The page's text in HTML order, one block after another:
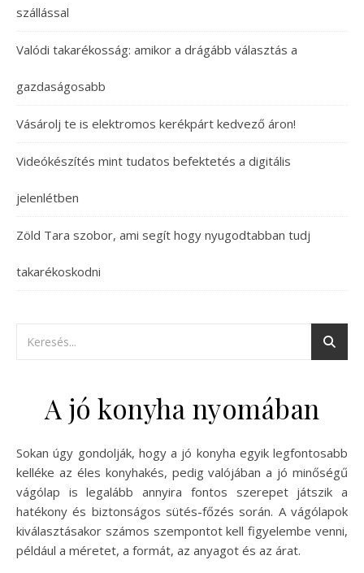
szállással
Valódi takarékosság: amikor a drágább választás a
gazdaságosabb
Vásárolj te is elektromos kerékpárt kedvező áron!
Videókészítés mint tudatos befektetés a digitális
jelenlétben
Zöld Tara szobor, ami segít hogy nyugodtabban tudj
takarékoskodni
A jó konyha nyomában
Sokan úgy gondolják, hogy a jó konyha egyik legfontosabb
kelléke az éles konyhakés, pedig valójában a jó minőségű
vágólap is legalább annyira fontos szerepet játszik a
hatékony és biztonságos sütés-főzés során. A vágólapok
kiválasztásakor számos szempontot kell figyelembe venni,
például a méretet, a formát, az anyagot és az árat.